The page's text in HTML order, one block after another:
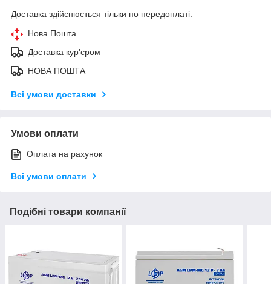
Доставка здійснюється тільки по передоплаті.
Нова Пошта
Доставка кур'єром
НОВА ПОШТА
Всі умови доставки
Умови оплати
Оплата на рахунок
Всі умови оплати
Подібні товари компанії